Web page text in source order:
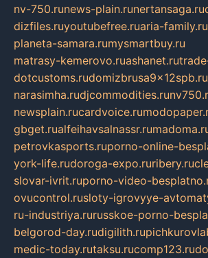
nv-750.runews-plain.runertansaga.ru
dizfiles.ruyoutubefree.ruaria-family.ru
planeta-samara.rumysmartbuy.ru
matrasy-kemerovo.ruashanet.ru
dotcustoms.rudomizbrusa9x12spb.ru
narasimha.rudjcommodities.ru
newsplain.rucardvoice.ru
gbget.rualfeihavsalnassr.ru
petrovkasports.ruporno-online-
york-life.rudoroga-expo.ruribery.ru
slovar-ivrit.ruporno-video-
ovucontrol.rusloty-igrovyye-
ru-industriya.rurusskoe-porno-
belgorod-day.rudigilith.ru
medic-today.rutaksu.rucomp123.ru